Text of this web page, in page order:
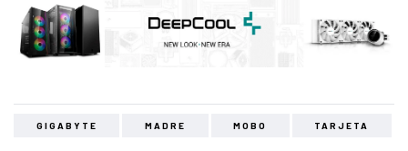
GIGABYTE MADRE MOBO TARJETA